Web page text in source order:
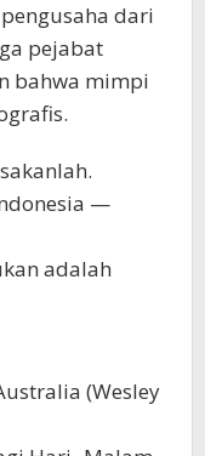
dari
pejabat
bahwa mimpi
—
adalah
(Wesley